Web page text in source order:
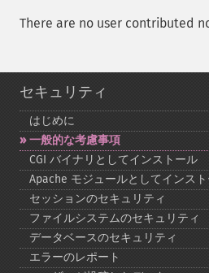
There are no user contributed
セキュリティ
はじめに
一般的な考慮事項
CGI バイナリとしてインストール
Apache モジュールとしてインス
セッションのセキュリティ
ファイルシステムのセキュリティ
データベースのセキュリティ
エラーのレポート